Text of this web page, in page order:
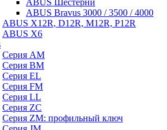
ABUS Шестерни
ABUS Bravus 3000 / 3500 / 4000
ABUS X12R, D12R, M12R, P12R
ABUS X6
Серия AM
Серия BM
Серия EL
Серия FM
Серия LL
Серия ZC
Серия ZM: профильный ключ